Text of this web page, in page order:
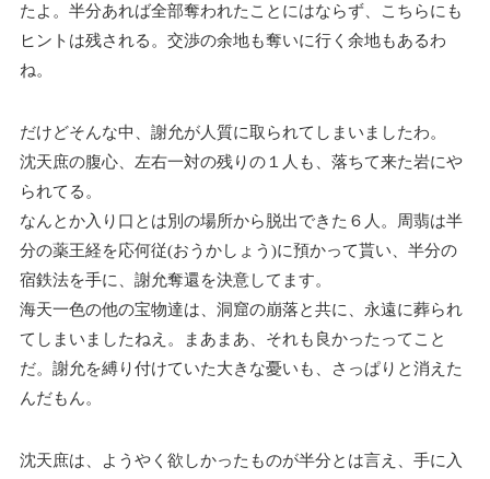
たよ。半分あれば全部奪われたことにはならず、こちらにも
ヒントは残される。交渉の余地も奪いに行く余地もあるわ
ね。
だけどそんな中、謝允が人質に取られてしまいましたわ。
沈天庶の腹心、左右一対の残りの１人も、落ちて来た岩にや
られてる。
なんとか入り口とは別の場所から脱出できた６人。周翡は半
分の薬王経を応何従(おうかしょう)に預かって貰い、半分の
宿鉄法を手に、謝允奪還を決意してます。
海天一色の他の宝物達は、洞窟の崩落と共に、永遠に葬られ
てしまいましたねえ。まあまあ、それも良かったってこと
だ。謝允を縛り付けていた大きな憂いも、さっぱりと消えた
んだもん。
沈天庶は、ようやく欲しかったものが半分とは言え、手に入